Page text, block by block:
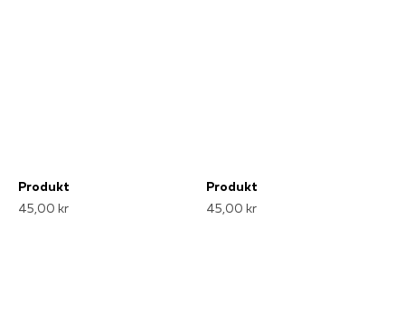
Produkt
45,00 kr
Produkt
45,00 kr